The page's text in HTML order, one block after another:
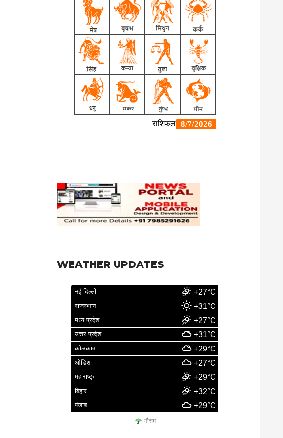
WEATHER UPDATES
नई दिल्ली +27°C
राजस्थान +31°C
मध्य प्रदेश +27°C
उत्तर प्रदेश +31°C
कोलकाता +29°C
ओडिशा +27°C
महाराष्ट्र +29°C
बिहार +32°C
पंजाब +29°C
मौसम